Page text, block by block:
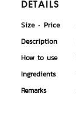
DETAILS
Size Price
Description
How to use
Ingredients
Remarks